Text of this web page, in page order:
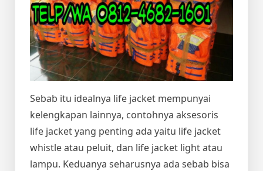
Sebab itu idealnya life jacket mempunyai
kelengkapan lainnya, contohnya aksesoris
life jacket yang penting ada yaitu life jacket
whistle atau peluit, dan life jacket light atau
lampu. Keduanya seharusnya ada sebab bisa